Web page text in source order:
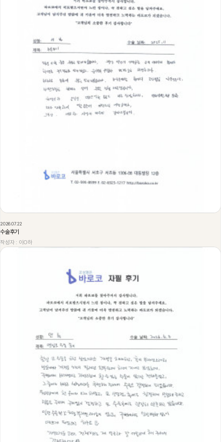
2026.07.22
수술후기
작성자 : 이O하
233